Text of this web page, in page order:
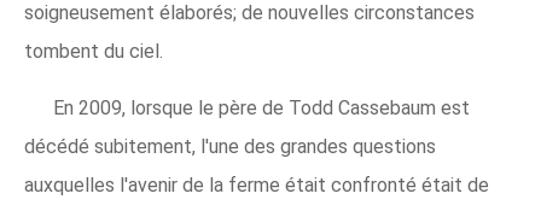
soigneusement élaborés; de nouvelles circonstances
tombent du ciel.
En 2009, lorsque le père de Todd Cassebaum est
décédé subitement, l'une des grandes questions
auxquelles l'avenir de la ferme était confronté était de